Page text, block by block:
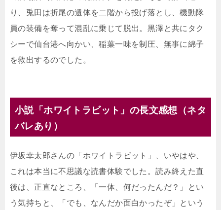
り、兎田は折尾の遺体を二階から投げ落とし、機動隊
員の装備を奪って混乱に乗じて脱出。黒澤と共にタク
シーで仙台港へ向かい、稲葉一味を制圧、無事に綿子
を救出するのでした。
小説「ホワイトラビット」の長文感想（ネタ
バレあり）
伊坂幸太郎さんの「ホワイトラビット」、いやはや、
これは本当に不思議な読書体験でした。読み終えた直
後は、正直なところ、「一体、何だったんだ？」とい
う気持ちと、「でも、なんだか面白かったぞ」という